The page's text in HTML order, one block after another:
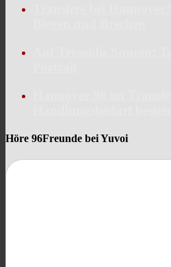
Höre 96Freunde bei Yuvoi